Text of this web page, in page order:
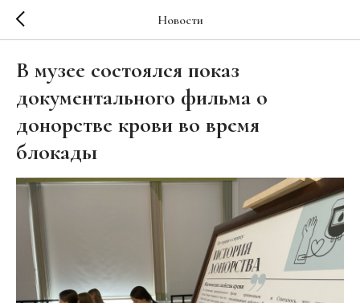
Новости
В музее состоялся показ
документального фильма о
донорстве крови во время
блокады